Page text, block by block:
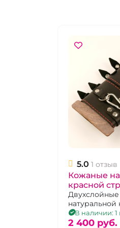
5.0 1 отзыв
Кожаные
красной
Handmade"
натуральной
В наличии: 1
2 400 pуб.